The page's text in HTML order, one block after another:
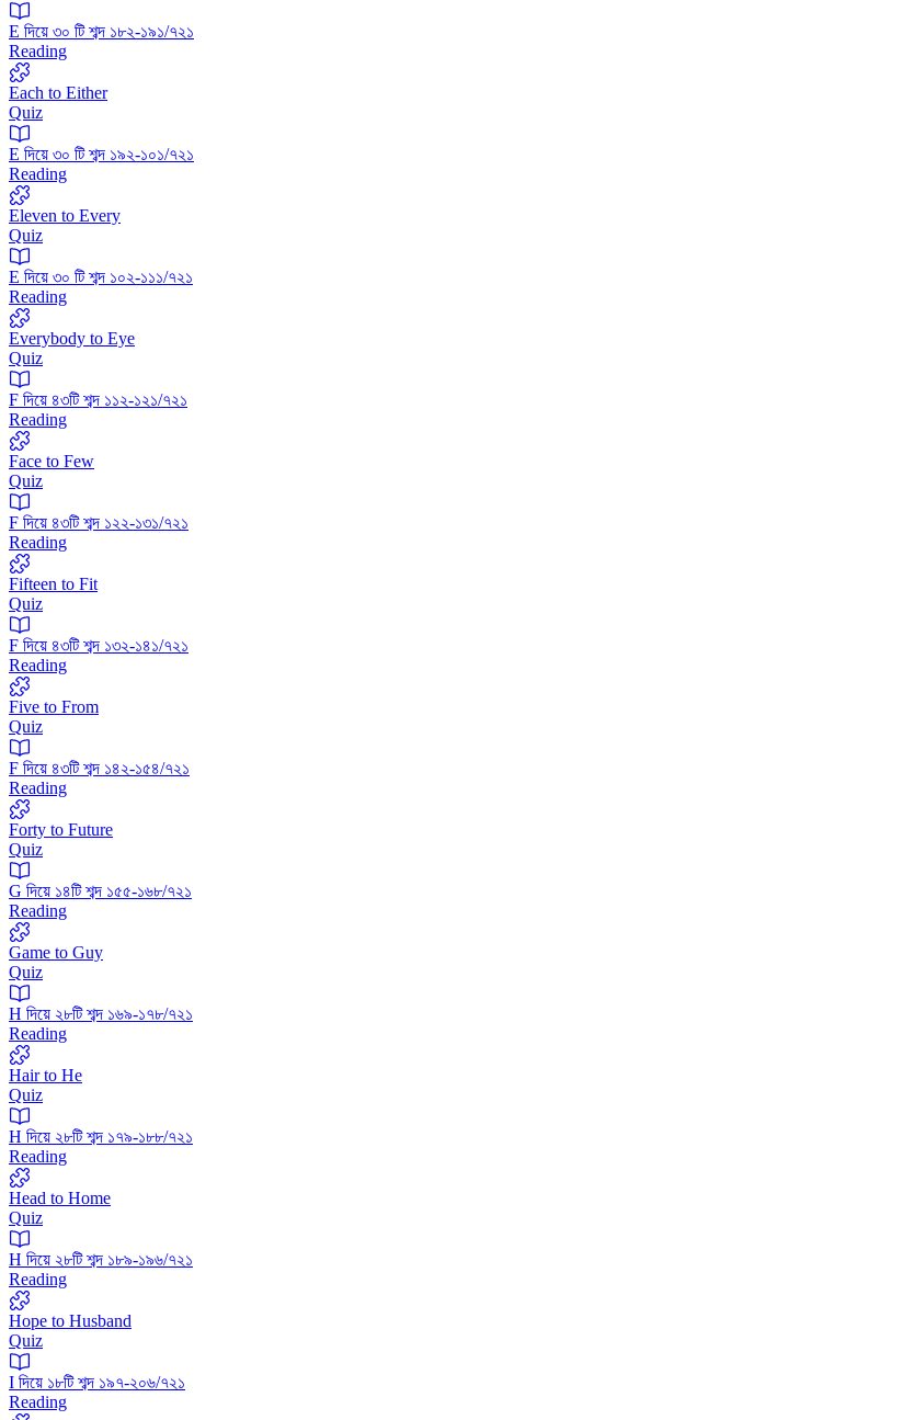
E দিয়ে ৩০ টি শব্দ ১৮২-১৯১/৭২১
Reading
Each to Either
Quiz
E দিয়ে ৩০ টি শব্দ ১৯২-১০১/৭২১
Reading
Eleven to Every
Quiz
E দিয়ে ৩০ টি শব্দ ১০২-১১১/৭২১
Reading
Everybody to Eye
Quiz
F দিয়ে ৪৩টি শব্দ ১১২-১২১/৭২১
Reading
Face to Few
Quiz
F দিয়ে ৪৩টি শব্দ ১২২-১৩১/৭২১
Reading
Fifteen to Fit
Quiz
F দিয়ে ৪৩টি শব্দ ১৩২-১৪১/৭২১
Reading
Five to From
Quiz
F দিয়ে ৪৩টি শব্দ ১৪২-১৫৪/৭২১
Reading
Forty to Future
Quiz
G দিয়ে ১৪টি শব্দ ১৫৫-১৬৮/৭২১
Reading
Game to Guy
Quiz
H দিয়ে ২৮টি শব্দ ১৬৯-১৭৮/৭২১
Reading
Hair to He
Quiz
H দিয়ে ২৮টি শব্দ ১৭৯-১৮৮/৭২১
Reading
Head to Home
Quiz
H দিয়ে ২৮টি শব্দ ১৮৯-১৯৬/৭২১
Reading
Hope to Husband
Quiz
I দিয়ে ১৮টি শব্দ ১৯৭-২০৬/৭২১
Reading